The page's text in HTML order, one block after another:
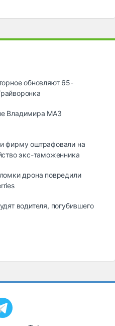
обновляют 65-
Владимира МАЗ
фирму оштрафовали на
экс-таможенника
дрона повредили
водителя, погубившего